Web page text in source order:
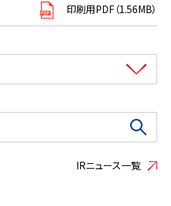
印刷用PDF（1.56MB）
IRニュース一覧